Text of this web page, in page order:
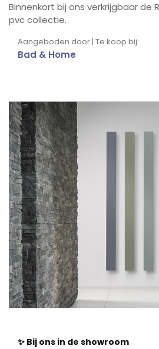
Binnenkort bij ons verkrijgbaar de
pvc collectie.
Aangeboden door | Te koop bij:
Bad & Home
✨ Bij ons in de showroom